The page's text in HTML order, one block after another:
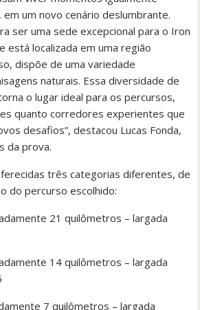
um novo cenário deslumbrante.
ser uma sede excepcional para o Iron
está localizada em uma região
dispõe de uma variedade
naturais. Essa diversidade de
o lugar ideal para os percursos,
quanto corredores experientes que
desafios”, destacou Lucas Fonda,
da prova.
três categorias diferentes, de
do percurso escolhido:
21 quilômetros – largada
14 quilômetros – largada
7 quilômetros – largada